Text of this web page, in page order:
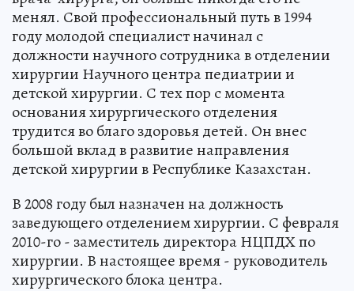
менял. Свой профессиональный путь в 1994
году молодой специалист начинал с
должности научного сотрудника в отделении
хирургии Научного центра педиатрии и
детской хирургии. С тех пор с момента
основания хирургического отделения
трудится во благо здоровья детей. Он внес
большой вклад в развитие направления
детской хирургии в Республике Казахстан.
В 2008 году был назначен на должность
заведующего отделением хирургии. С февраля
2010-го - заместитель директора НЦПДХ по
хирургии. В настоящее время - руководитель
хирургического блока центра.